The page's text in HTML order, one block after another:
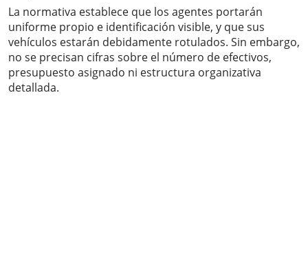
La normativa establece que los agentes portarán
uniforme propio e identificación visible, y que sus
vehículos estarán debidamente rotulados. Sin embargo,
no se precisan cifras sobre el número de efectivos,
presupuesto asignado ni estructura organizativa
detallada.